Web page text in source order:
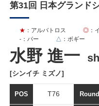
第31回 日本グランド
水野 進一
[シンイチ ミズノ]
★ ：アルバトロス ◎ ：
- ：パー △ ：ボギー
POS T76 Round